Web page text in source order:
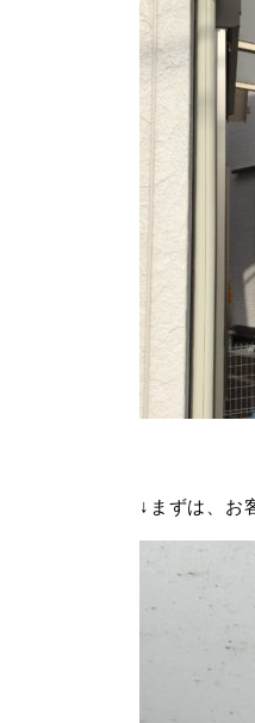
↓まずは、お